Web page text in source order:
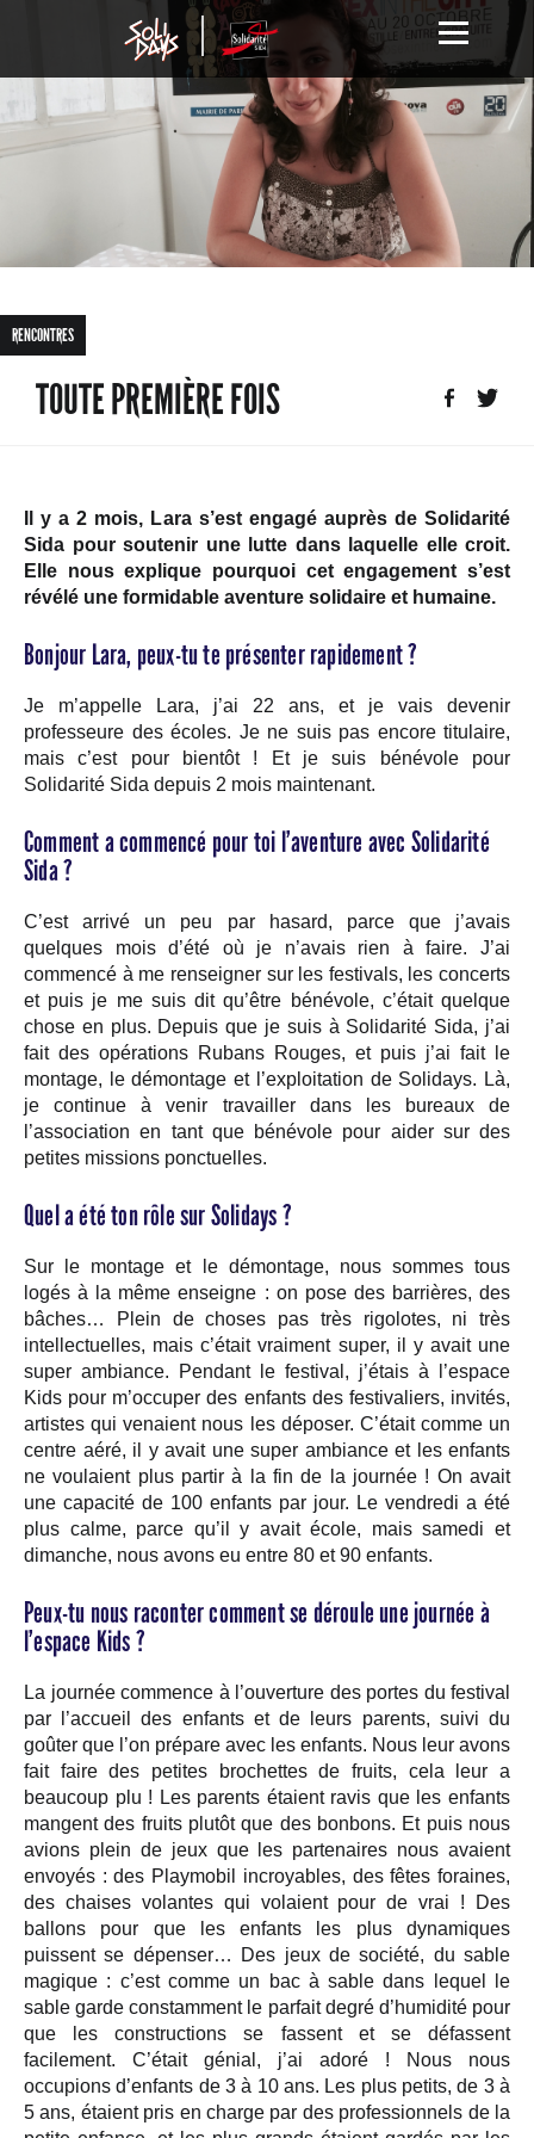
RENCONTRES
TOUTE PREMIÈRE FOIS
Il y a 2 mois, Lara s’est engagé auprès de Solidarité
Sida pour soutenir une lutte dans laquelle elle croit.
Elle nous explique pourquoi cet engagement s’est
révélé une formidable aventure solidaire et humaine.
Bonjour Lara, peux-tu te présenter rapidement ?
Je m’appelle Lara, j’ai 22 ans, et je vais devenir
professeure des écoles. Je ne suis pas encore titulaire,
mais c’est pour bientôt ! Et je suis bénévole pour
Solidarité Sida depuis 2 mois maintenant.
Comment a commencé pour toi l’aventure avec Solidarité
Sida ?
C’est arrivé un peu par hasard, parce que j’avais
quelques mois d’été où je n’avais rien à faire. J’ai
commencé à me renseigner sur les festivals, les concerts
et puis je me suis dit qu’être bénévole, c’était quelque
chose en plus. Depuis que je suis à Solidarité Sida, j’ai
fait des opérations Rubans Rouges, et puis j’ai fait le
montage, le démontage et l’exploitation de Solidays. Là,
je continue à venir travailler dans les bureaux de
l’association en tant que bénévole pour aider sur des
petites missions ponctuelles.
Quel a été ton rôle sur Solidays ?
Sur le montage et le démontage, nous sommes tous
logés à la même enseigne : on pose des barrières, des
bâches… Plein de choses pas très rigolotes, ni très
intellectuelles, mais c’était vraiment super, il y avait une
super ambiance. Pendant le festival, j’étais à l’espace
Kids pour m’occuper des enfants des festivaliers, invités,
artistes qui venaient nous les déposer. C’était comme un
centre aéré, il y avait une super ambiance et les enfants
ne voulaient plus partir à la fin de la journée ! On avait
une capacité de 100 enfants par jour. Le vendredi a été
plus calme, parce qu’il y avait école, mais samedi et
dimanche, nous avons eu entre 80 et 90 enfants.
Peux-tu nous raconter comment se déroule une journée à
l’espace Kids ?
La journée commence à l’ouverture des portes du festival
par l’accueil des enfants et de leurs parents, suivi du
goûter que l’on prépare avec les enfants. Nous leur avons
fait faire des petites brochettes de fruits, cela leur a
beaucoup plu ! Les parents étaient ravis que les enfants
mangent des fruits plutôt que des bonbons. Et puis nous
avions plein de jeux que les partenaires nous avaient
envoyés : des Playmobil incroyables, des fêtes foraines,
des chaises volantes qui volaient pour de vrai ! Des
ballons pour que les enfants les plus dynamiques
puissent se dépenser… Des jeux de société, du sable
magique : c’est comme un bac à sable dans lequel le
sable garde constamment le parfait degré d’humidité pour
que les constructions se fassent et se défassent
facilement. C’était génial, j’ai adoré ! Nous nous
occupions d’enfants de 3 à 10 ans. Les plus petits, de 3 à
5 ans, étaient pris en charge par des professionnels de la